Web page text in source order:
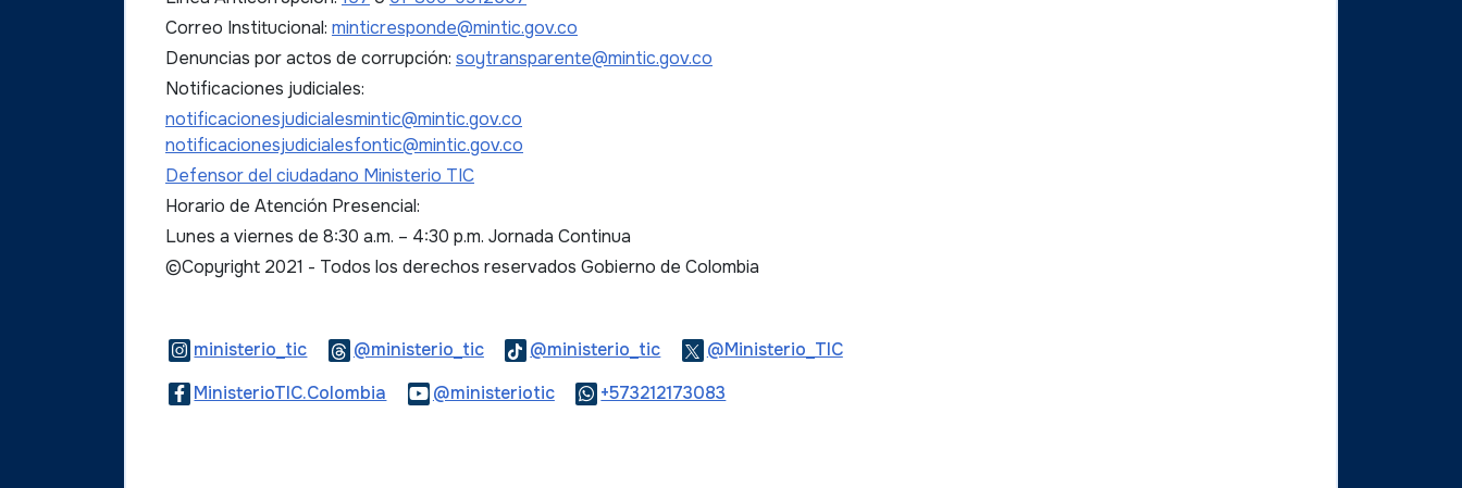
Correo Institucional: minticresponde@mintic.gov.co
Denuncias por actos de corrupción: soytransparente@mintic.gov.co
Notificaciones judiciales:
notificacionesjudicialesmintic@mintic.gov.co
notificacionesjudicialesfontic@mintic.gov.co
Defensor del ciudadano Ministerio TIC
Horario de Atención Presencial:
Lunes a viernes de 8:30 a.m. – 4:30 p.m. Jornada Continua
©Copyright 2021 - Todos los derechos reservados Gobierno de Colombia
ministerio_ticLogo Instagram
@ministerio_ticLogo Threads
@ministerio_ticLogo Tiktok@Ministerio_TICLogo Twitter
MinisterioTIC.Colombia Logo Facebook
@ministerioticLogo Youtube
+573212173083